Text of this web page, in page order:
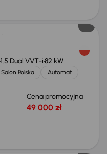
1.5 Dual VVT-i82 kW
Salon Polska
Automat
Cena promocyjna
49 000 zł